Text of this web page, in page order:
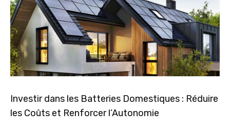
Investir dans les Batteries Domestiques : Réduire
les Coûts et Renforcer l’Autonomie